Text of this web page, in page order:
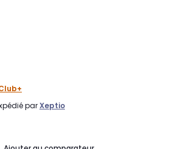
parXeptio